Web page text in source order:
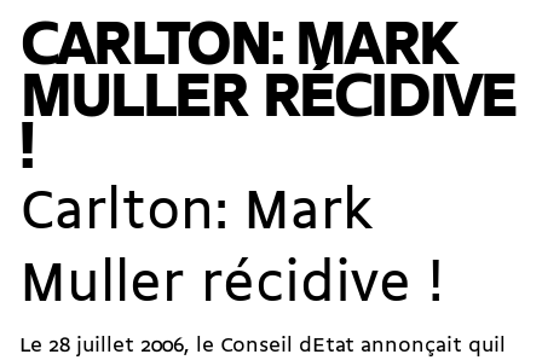
CARLTON: MARK
MULLER RÉCIDIVE
!
Carlton: Mark
Muller récidive !
Le 28 juillet 2006, le Conseil dEtat annonçait quil